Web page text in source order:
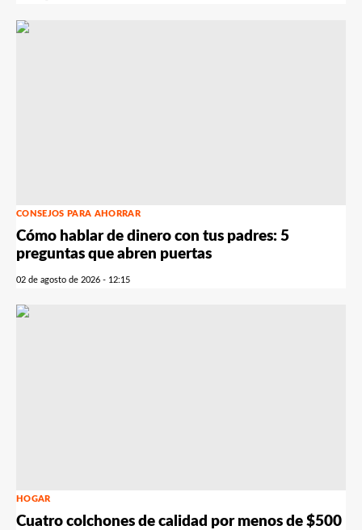
CONSEJOS PARA AHORRAR
Cómo hablar de dinero con tus padres: 5
preguntas que abren puertas
02 de agosto de 2026 - 12:15
HOGAR
Cuatro colchones de calidad por menos de $500